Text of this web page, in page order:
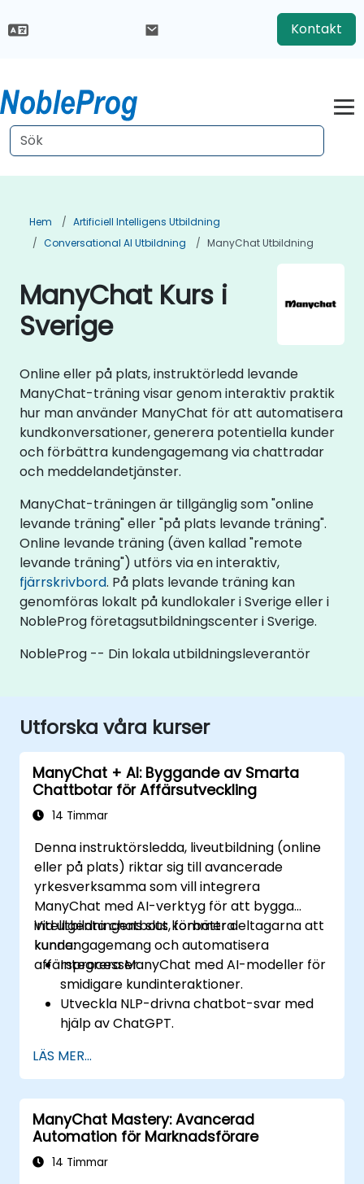
Kontakt
Hem
Artificiell Intelligens Utbildning
Conversational AI Utbildning
ManyChat Utbildning
ManyChat Kurs i
Sverige
Online eller på plats, instruktörledd levande
ManyChat-träning visar genom interaktiv praktik
hur man använder ManyChat för att automatisera
kundkonversationer, generera potentiella kunder
och förbättra kundengagemang via chattradar
och meddelandetjänster.
ManyChat-träningen är tillgänglig som "online
levande träning" eller "på plats levande träning".
Online levande träning (även kallad "remote
levande träning") utförs via en interaktiv,
fjärrskrivbord. På plats levande träning kan
genomföras lokalt på kundlokaler i Sverige eller i
NobleProg företagsutbildningscenter i Sverige.
NobleProg -- Din lokala utbildningsleverantör
Utforska våra kurser
ManyChat + AI: Byggande av Smarta
Chattbotar för Affärsutveckling
14 Timmar
Denna instruktörsledda, liveutbildning (online
eller på plats) riktar sig till avancerade
yrkesverksamma som vill integrera
ManyChat med AI-verktyg för att bygga
intelligenta chatbots, förbättra
kundengagemang och automatisera
affärsprocesser.
Vid utbildningens slut kommer deltagarna att
kunna:
Integrera ManyChat med AI-modeller för
smidigare kundinteraktioner.
Utveckla NLP-drivna chatbot-svar med
hjälp av ChatGPT.
marknadsföringsflöden med AI.
Analysera chatbot-prestanda med hjälp
av datadrivna insikter.
LÄS MER...
ManyChat Mastery: Avancerad
Automation för Marknadsförare
14 Timmar